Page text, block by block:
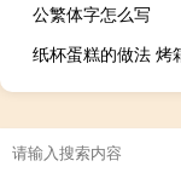
公繁体字怎么写